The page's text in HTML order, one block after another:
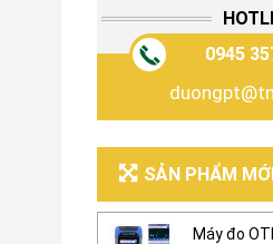
0945
SẢN PHẨM
Máy đo